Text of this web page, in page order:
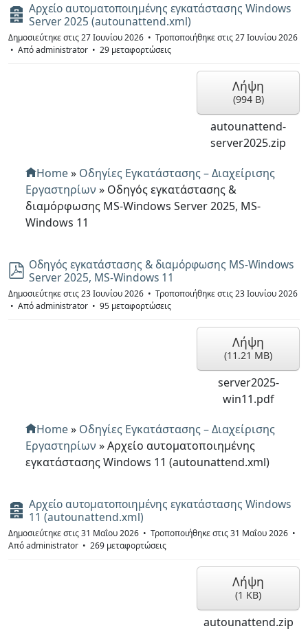
Α
ρ
χ
ε
Αρχείο αυτοματοποιημένης εγκατάστασης Windows
Server 2025 (autounattend.xml)
Δημοσιεύτηκε στις 27 Ιουνίου 2026
Τροποποιήθηκε στις 27 Ιουνίου 2026
Απόadministrator 29 μεταφορτώσεις
Λήψη
(994 B)
autounattend-
server2025.zip
Home» Οδηγίες Εγκατάστασης – Διαχείρισης
Εργαστηρίων » Οδηγός εγκατάστασης &
διαμόρφωσης MS-Windows Server 2025, MS-
Windows 11
p
d
f
Οδηγός εγκατάστασης & διαμόρφωσης MS-Windows
Server 2025, MS-Windows 11
Δημοσιεύτηκε στις 23 Ιουνίου 2026
Τροποποιήθηκε στις 23 Ιουνίου 2026
Απόadministrator 95 μεταφορτώσεις
Λήψη
(11.21 MB)
server2025-
win11.pdf
Home» Οδηγίες Εγκατάστασης – Διαχείρισης
Εργαστηρίων »Αρχείο αυτοματοποιημένης
εγκατάστασης Windows 11 (autounattend.xml)
Α
χ
ε
Αρχείο αυτοματοποιημένης εγκατάστασης Windows
11 (autounattend.xml)
Δημοσιεύτηκε στις 31 Μαΐου 2026
Τροποποιήθηκε στις 31 Μαΐου 2026
Απόadministrator 269 μεταφορτώσεις
Λήψη
(1 KB)
autounattend.zip